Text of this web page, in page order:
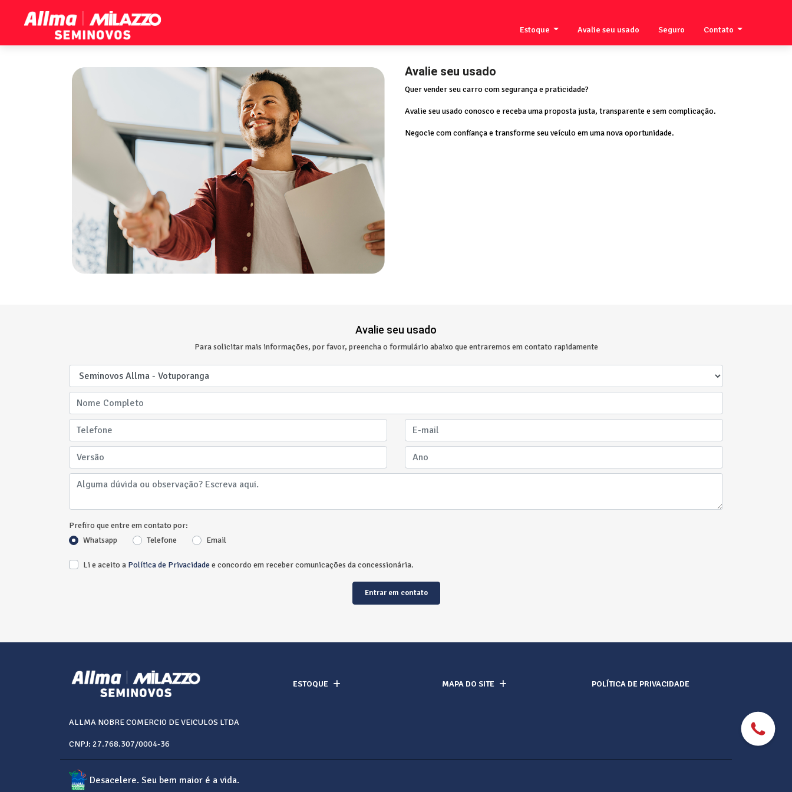
Estoque Avalie seu usado Seguro Contato
Avalie seu usado
Quer vender seu carro com segurança e praticidade?
Avalie seu usado conosco e receba uma proposta justa, transparente e sem complicação.
Negocie com confiança e transforme seu veículo em uma nova oportunidade.
Avalie seu usado
Para solicitar mais informações, por favor, preencha o formulário abaixo que entraremos em contato rapidamente
Prefiro que entre em contato por:
Whatsapp
Telefone Email
Li e aceito a Política de Privacidade e concordo em receber comunicações da concessionária.
Entrar em contato
ESTOQUE MAPA DO SITE POLÍTICA DE PRIVACIDADE
ALLMA NOBRE COMERCIO DE VEICULOS LTDA
CNPJ: 27.768.307/0004-36
Desacelere. Seu bem maior é a vida.